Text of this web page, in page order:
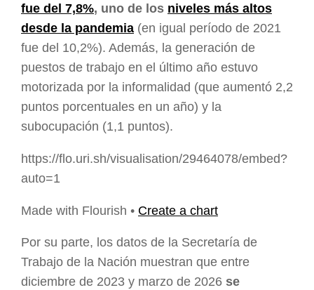
fue del 7,8%, uno de los niveles más altos
desde la pandemia (en igual período de 2021
fue del 10,2%). Además, la generación de
puestos de trabajo en el último año estuvo
motorizada por la informalidad (que aumentó 2,2
puntos porcentuales en un año) y la
subocupación (1,1 puntos).
https://flo.uri.sh/visualisation/29464078/embed?
auto=1
Made with Flourish • Create a chart
Por su parte, los datos de la Secretaría de
Trabajo de la Nación muestran que entre
diciembre de 2023 y marzo de 2026 se